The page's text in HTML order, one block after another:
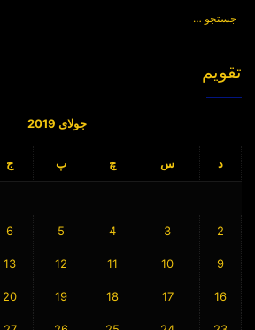
تقویم
جولای 2019
د س چ پ ج
2
3
4
5
6
9
10
11
12
13
16
17
18
19
20